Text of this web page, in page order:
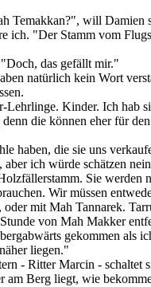
Temakkan?", will Damien
ich. "Der Stamm vom
das gefällt mir."
natürlich kein Wort
Lehrlinge. Kinder. Ich hab
die können eher für
haben, die sie uns
ich würde schätzen
Sie werden
Wir müssen
oder mit Mah Tannarek.
von Mah Makker
gekommen als
liegen."
- Ritter Marcin - schaltet
am Berg liegt, wie